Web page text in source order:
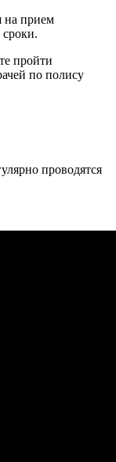
на прием
сроки.
пройти
по полису
проводятся